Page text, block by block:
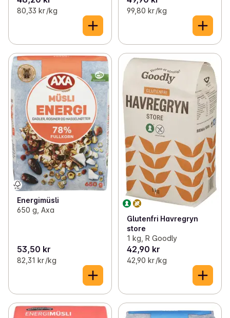
80,33 kr /kg 99,80 kr /kg
Energimüsli
650 g, Axa
53,50 kr
82,31 kr /kg
Glutenfri Havregryn
store
1 kg, R Goodly
42,90 kr
42,90 kr /kg